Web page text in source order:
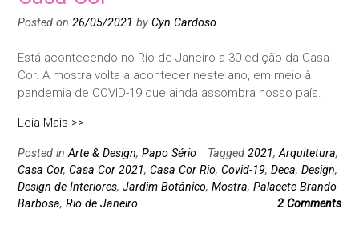
Posted on 26/05/2021 by Cyn Cardoso
Está acontecendo no Rio de Janeiro a 30 edição da Casa
Cor. A mostra volta a acontecer neste ano, em meio à
pandemia de COVID-19 que ainda assombra nosso país.
Leia Mais >>
Posted inArte & Design, Papo Sério Tagged 2021,Arquitetura,
Casa Cor, Casa Cor 2021, Casa Cor Rio, Covid-19, Deca, Design,
Design de Interiores, Jardim Botânico, Mostra, Palacete Brando
Barbosa, Rio de Janeiro 2 Comments